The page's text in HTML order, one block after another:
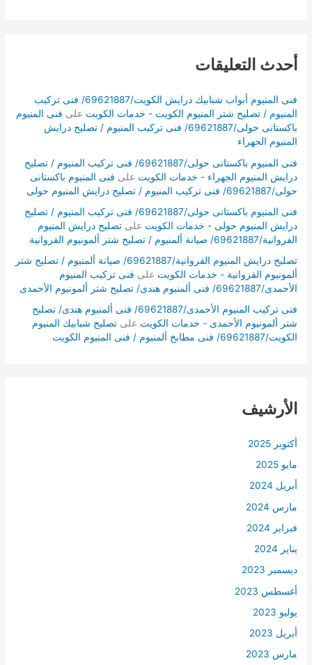
أحدث التعليقات
فنى المنيوم أبواب شبابيك درايش الكويت/69621887/ فنى تركيب
المنيوم / تصليح شتر المنيوم الكويت - خدمات الكويت على فنى المنيوم
باكستانى حولى/69621887/ فنى تركيب المنيوم / تصليح درايش
المنيوم الجهراء
فنى المنيوم باكستانى حولى/69621887/ فنى تركيب المنيوم / تصليح
درايش المنيوم الجهراء - خدمات الكويت على فنى المنيوم باكستانى
حولى/69621887/ فنى تركيب المنيوم / تصليح درايش المنيوم حولى
فنى المنيوم باكستانى حولى/69621887/ فنى تركيب المنيوم / تصليح
درايش المنيوم حولى - خدمات الكويت علىتصليح درايش المنيوم
الفروانية/69621887/ صيانة ألمنيوم / تصليح شتر ألمونيوم الفروانية
تصليح درايش المنيوم الفروانية/69621887/ صيانة ألمنيوم / تصليح شتر
ألمونيوم الفروانية - خدمات الكويت على فنى تركيب المنيوم
الأحمدى/69621887/ فنى ألمنيوم هندى/ تصليح شتر ألمونيوم الأحمدى
فنى تركيب المنيوم الأحمدى/69621887/ فنى ألمنيوم هندى/ تصليح
شتر ألمونيوم الأحمدى - خدمات الكويت علىتصليح شبابيك المنيوم
الكويت/69621887/ فنى مطابخ ألمنيوم / فنى المنيوم الكويت
الأرشيف
أكتوبر 2025
مايو 2025
أبريل 2024
مارس 2024
فبراير 2024
يناير 2024
ديسمبر 2023
أغسطس 2023
يوليو 2023
أبريل 2023
مارس 2023